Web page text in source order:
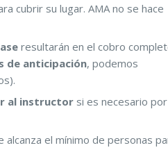
cubrir su lugar. AMA no se hace
resultarán en el cobro
de anticipación, podemos
al instructor si es necesario por
alcanza el mínimo de personas